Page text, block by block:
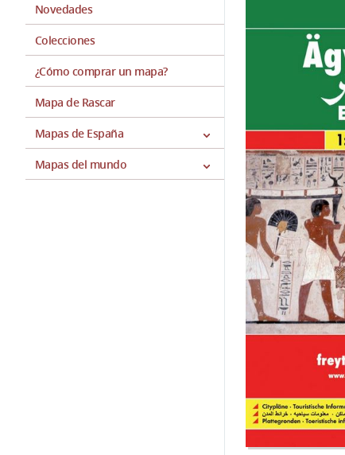
Novedades
Colecciones
¿Cómo comprar un mapa?
Mapa de Rascar
Mapas de España
Mapas del mundo